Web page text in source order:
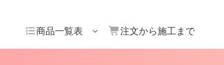
商品一覧表 注文から施工まで